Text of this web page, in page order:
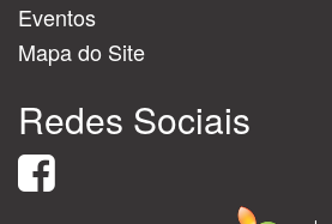
Eventos
Mapa do Site
Redes Sociais